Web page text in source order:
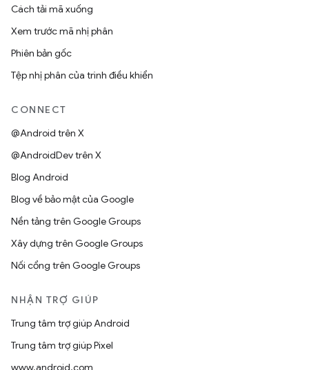
Cách tải mã xuống
Xem trước mã nhị phân
Phiên bản gốc
Tệp nhị phân của trình điều khiển
CONNECT
@Android trên X
@AndroidDev trên X
Blog Android
Blog về bảo mật của Google
Nền tảng trên Google Groups
Xây dựng trên Google Groups
Nối cổng trên Google Groups
NHẬN TRỢ GIÚP
Trung tâm trợ giúp Android
Trung tâm trợ giúp Pixel
www.android.com